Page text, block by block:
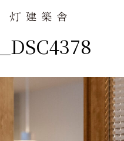
_DSC4378